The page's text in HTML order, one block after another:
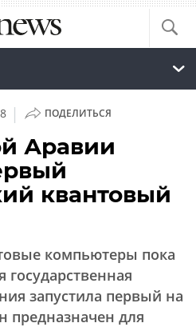
| ПОДЕЛИТЬСЯ
Аравии
квантовый
компьютеры пока
государственная
запустила первый на
предназначен для